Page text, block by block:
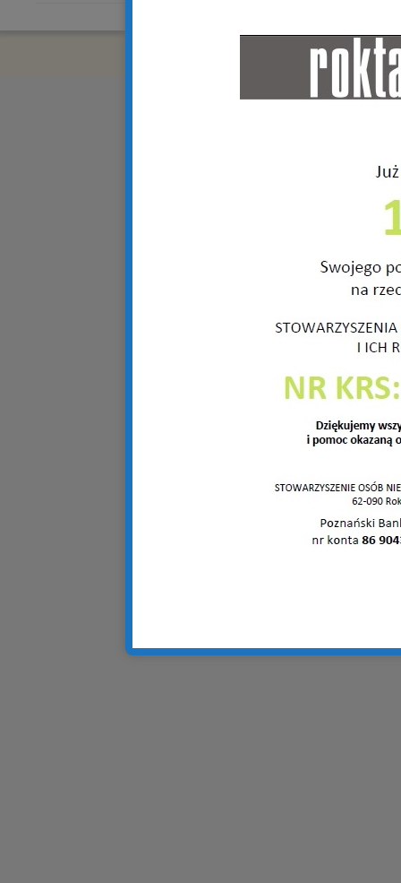
Copyright © 2018